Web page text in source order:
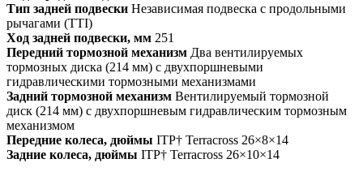
Тип задней подвески Независимая подвеска с продольными
рычагами (TTI)
Ход задней подвески, мм 251
Передний тормозной механизм Два вентилируемых
тормозных диска (214 мм) с двухпоршневыми
гидравлическими тормозными механизмами
Задний тормозной механизм Вентилируемый тормозной
диск (214 мм) с двухпоршневым гидравлическим тормозным
механизмом
Передние колеса, дюймы ITP† Terracross 26×8×14
Задние колеса, дюймы ITP† Terracross 26×10×14